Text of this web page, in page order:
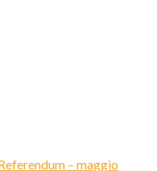
– maggio